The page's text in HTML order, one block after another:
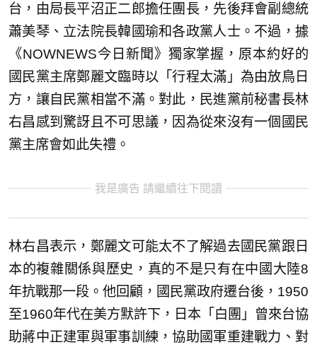
台，由局長平沼正二郎擔任團長，先後拜會副總統
蕭美琴、立法院長韓國瑜和各政黨人士。不過，據
《NOWNEWS今日新聞》獨家掌握，原本約好的
國民黨主席鄭麗文臨時以「行程太滿」為由放鳥日
方，讓自民黨相當不滿。對此，民進黨前秘書長林
右昌感到驚訝且不可思議，因為從來沒有一個國民
黨主席會如此失禮。
我是廣告 請繼續往下閱讀
林右昌表示，鄭麗文可能太不了解過去國民黨跟日
本的複雜關係與歷史，真的不是只有在中國大陸8
年抗戰那一段。他回顧，國民黨政府遷台後，1950
至1960年代在美方默許下，日本「白團」曾來台協
助蔣中正建軍與軍事訓練，協助國軍重建戰力、對